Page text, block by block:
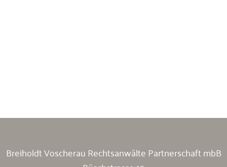
Breiholdt Voscherau Rechtsanwälte Partnerschaft mbB